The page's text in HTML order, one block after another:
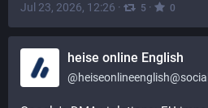
Jul 23, 2026, 12:26 · 5 · 0
heise online English
@